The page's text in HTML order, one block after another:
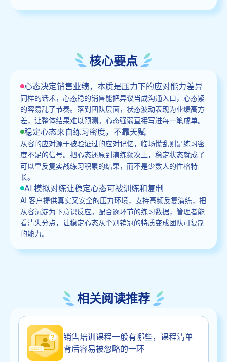
核心要点
心态决定销售业绩，本质是压力下的应对能力差异
同样的话术，心态稳的销售能把异议当成沟通入口，心态紧
的容易乱了节奏。落到团队层面，状态波动表现为业绩高方
差，让整体结果难以预测。心态强弱直接写进每一笔成单。
稳定心态来自练习密度，不靠天赋
从容的应对源于被验证过的应对记忆，临场慌乱则是练习密
度不足的信号。把心态还原到演练频次上，稳定状态就成了
可以靠反复实战练习积累的结果，而不是少数人的性格特
长。
AI 模拟对练让稳定心态可被训练和复制
AI 客户提供真实又安全的压力环境，支持高频反复演练，把
从容沉淀为下意识反应。配合逐环节的练习数据，管理者能
看清失分点，让稳定心态从个别销冠的特质变成团队可复制
的能力。
相关阅读推荐
销售培训课程一般有哪些，课程清单
背后容易被忽略的一环